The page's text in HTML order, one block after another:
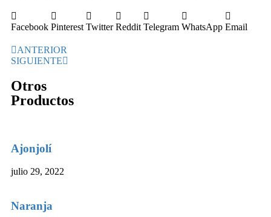
Facebook Pinterest Twitter Reddit Telegram WhatsApp Email
ANTERIOR
SIGUIENTE
Otros
Productos
Ajonjolí
julio 29, 2022
Naranja